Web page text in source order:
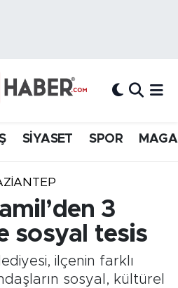
SİYASET SPOR
3
sosyal tesis
ilçenin farklı
sosyal, kültürel
ve Fikstür